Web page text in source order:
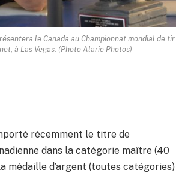
le Canada au Championnat mondial de tir
à Las Vegas. (Photo Alarie Photos)
récemment le titre de
dans la catégorie maître (40
médaille d’argent (toutes catégories)